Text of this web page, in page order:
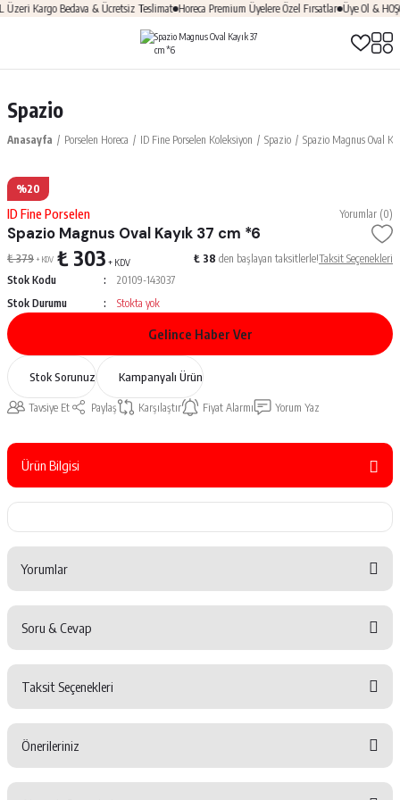
Kargo Bedava & Ücretsiz Teslimat Horeca Premium Üyelere Özel Fırsatlar Üye Ol &
Spazio
Anasayfa Porselen Horeca ID Fine Porselen Koleksiyon Spazio Spazio Magnus Oval
%20
ID Fine Porselen Yorumlar (0)
Spazio Magnus Oval Kayık 37 cm *6
₺ 379 + KDV ₺ 303 + KDV ₺ 38 den başlayan taksitlerle!Taksit Seçenekleri
Stok Kodu
20109-143037
Stok Durumu
Stokta yok
Gelince Haber Ver
Stok Sorunuz Kampanyalı Ürün
Tavsiye Et Paylaş Karşılaştır Fiyat Alarmı Yorum Yaz
Ürün Bilgisi
Yorumlar
Yorum Yaz
Soru & Cevap
Soru Sor
Taksit Seçenekleri
Önerileriniz